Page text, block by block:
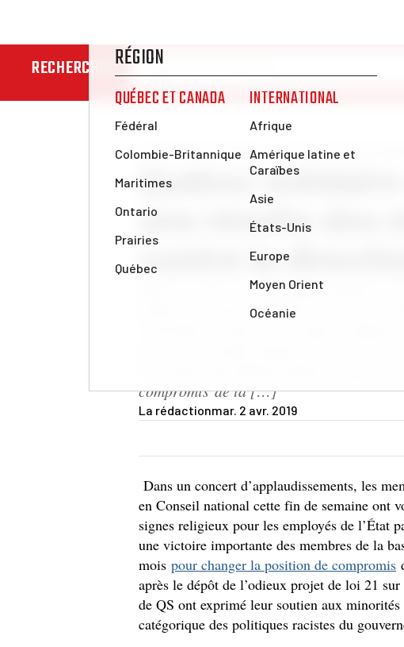
RECHERCHER
Nouvelles et analyses La lutte contre les
Québec
une révolte des
contre la
Dans un concert d’applaudissements,
réunis en Conseil national cette fin de
l’interdiction du port de signes
compromis de la […]
La rédactionmar. 2 avr. 2019
Dans un concert d’applaudissements, les
en Conseil national cette fin de semaine ont
signes religieux pour les employés de l’État
une victoire importante des membres de la
mois pour changer la position de compromis
après le dépôt de l’odieux projet de loi 21
de QS ont exprimé leur soutien aux
catégorique des politiques racistes du